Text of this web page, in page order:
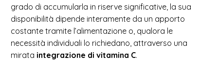
grado di accumularla in riserve significative, la sua
disponibilità dipende interamente da un apporto
costante tramite l’alimentazione o, qualora le
necessità individuali lo richiedano, attraverso una
mirata integrazione di vitamina C.